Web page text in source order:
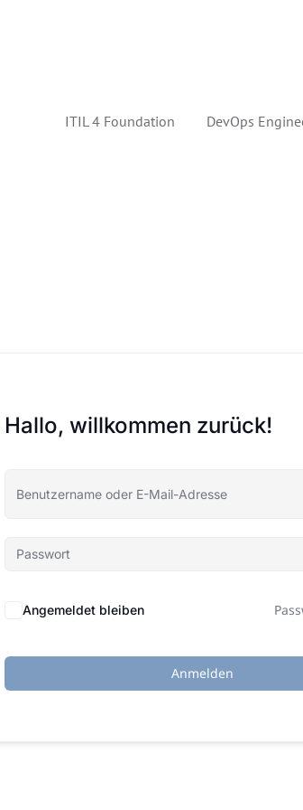
ITIL 4 Foundation DevOps
Hallo, willkommen zurück!
Angemeldet bleiben
Anmelden